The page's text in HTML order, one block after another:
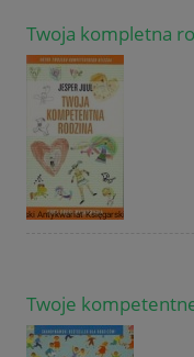
Twoja kompletna
Twoje